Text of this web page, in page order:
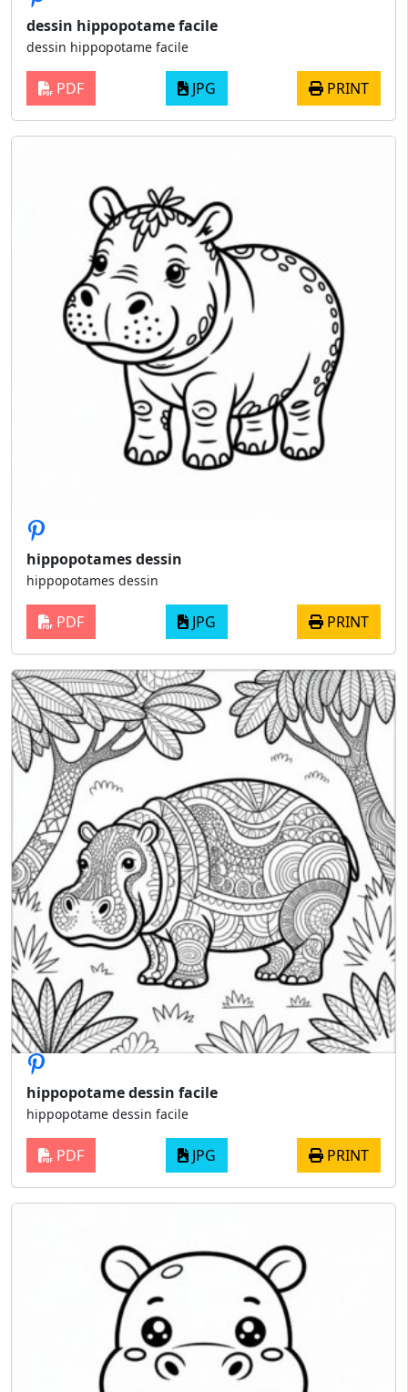
dessin hippopotame facile
dessin hippopotame facile
PDF JPG PRINT
hippopotames dessin
hippopotames dessin
PDF JPG PRINT
hippopotame dessin facile
hippopotame dessin facile
PDF JPG PRINT